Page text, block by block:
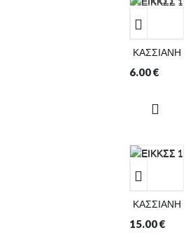
ΚΑΣΣΙΑΝΗ
6.00€
ΚΑΣΣΙΑΝΗ
15.00€